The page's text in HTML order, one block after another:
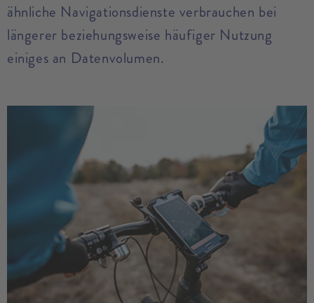
ähnliche Navigationsdienste verbrauchen bei
längerer beziehungsweise häufiger Nutzung
einiges an Datenvolumen.